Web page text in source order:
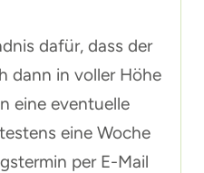
dafür, dass der
dann in voller Höhe
eine eventuelle
eine Woche
per E-Mail